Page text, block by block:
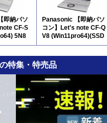
即納パソ
CF-S
5N8
Panasonic 【即納パソ
コン】Let's note CF-Q
V8 (Win11pro64)(SSD
新品) 5N8
特集・特売品